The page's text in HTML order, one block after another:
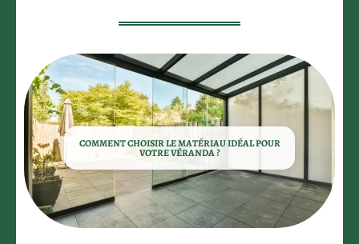
COMMENT CHOISIR LE MATÉRIAU IDÉAL POUR
VOTRE VÉRANDA ?